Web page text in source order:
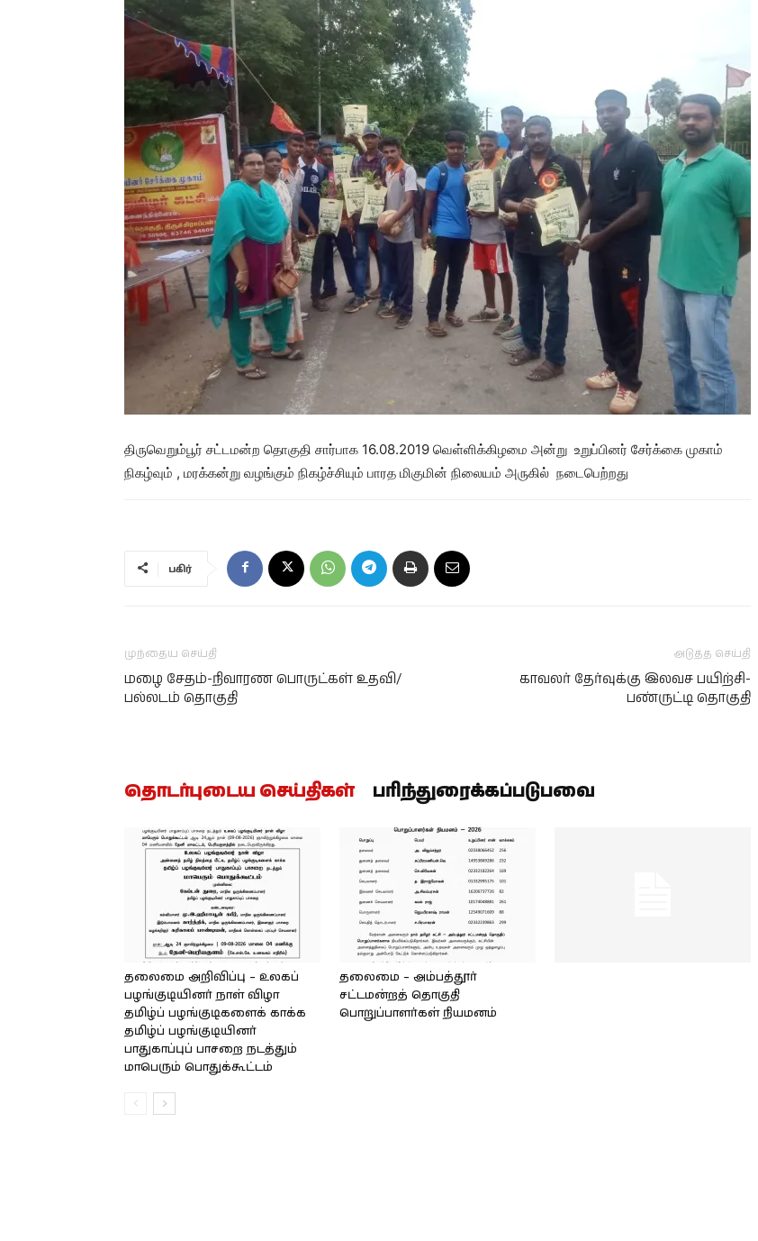
திருவெறும்பூர் சட்டமன்ற தொகுதி சார்பாக 16.08.2019 வெள்ளிக்கிழமை அன்று உறுப்பினர் சேர்க்கை முகாம்
நிகழ்வும் , மரக்கன்று வழங்கும் நிகழ்ச்சியும் பாரத மிகுமின் நிலையம் அருகில் நடைபெற்றது
பகிர்
முந்தைய செய்தி
மழை சேதம்-நிவாரண பொருட்கள் உதவி/
பல்லடம் தொகுதி
அடுத்த செய்தி
காவலர் தேர்வுக்கு இலவச பயிற்சி-
பண்ருட்டி தொகுதி
தொடர்புடைய செய்திகள் பரிந்துரைக்கப்படுபவை
தலைமை அறிவிப்பு – உலகப்
பழங்குடியினர் நாள் விழா
தமிழ்ப் பழங்குடிகளைக் காக்க
தமிழ்ப் பழங்குடியினர்
பாதுகாப்புப் பாசறை நடத்தும்
மாபெரும் பொதுக்கூட்டம்
தலைமை – அம்பத்தூர்
சட்டமன்றத் தொகுதி
பொறுப்பாளர்கள் நியமனம்